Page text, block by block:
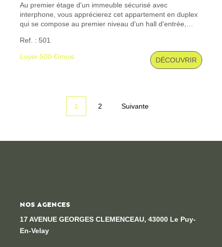
Au premier étage d'un immeuble sécurisé avec
interphone, vous apprécierez cet appartement en duplex
qui se compose au premier niveau d'un hall d'entrée,
escalier accédant au 2ème niveau avec deux chambres,
d'une salle de bains, d'un wc et d'une buanderie. Un
garage spacieux pour deux véhicules. Les informations
sur les risques auxquels ce bien est exposé sont
Ref. : 501
Loyer 500 €/mois DÉCOUVRIR
1 2 Suivante
NOS AGENCES
17 AVENUE GEORGES CLEMENCEAU, 43000 Le Puy-
En-Velay